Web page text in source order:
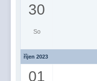
30
So
říjen 2023
01